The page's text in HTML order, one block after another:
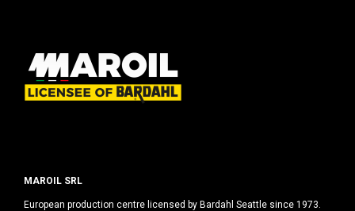
MAROIL SRL
European production centre licensed by Bardahl Seattle since 1973.